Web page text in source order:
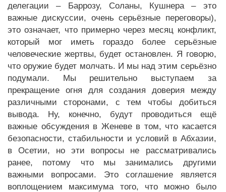
делегации – Баррозу, Соланы, Кушнера – это
важные дискуссии, очень серьёзные переговоры),
это означает, что примерно через месяц конфликт,
который мог иметь гораздо более серьёзные
человеческие жертвы, будет остановлен. Я говорю,
что оружие будет молчать. И мы над этим серьёзно
подумали. Мы решительно выступаем за
прекращение огня для создания доверия между
различными сторонами, с тем чтобы добиться
вывода. Ну, конечно, будут проводиться ещё
важные обсуждения в Женеве в том, что касается
безопасности, стабильности и условий в Абхазии,
в Осетии, но эти вопросы не рассматривались
ранее, потому что мы занимались другими
важными вопросами. Это соглашение является
воплощением максимума того, что можно было